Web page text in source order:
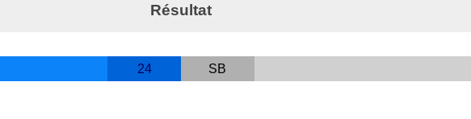
Résultat
24 SB